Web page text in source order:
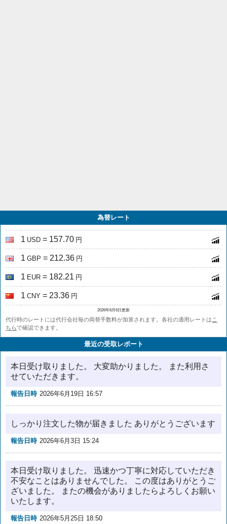
為替レート
1 USD = 157.70 円
1 GBP = 212.36 円
1 EUR = 182.21 円
1 CNY = 23.36 円
2026年8月6日更新
代行時のレートには代行会社毎の両替手数料が加算されます。各社の適用レートは こ
ちらで確認できます。
最近の受取レポート
本日受け取りました。 大変助かりました。 また利用さ
せていただきます。
報告日時 2026年6月19日 16:57
しっかり注文した物が届きました ありがとうございます
報告日時 2026年6月3日 15:24
本日受け取りました。 迅速かつ丁寧に対応していただき
不安なことはありませんでした。 この度はありがとうご
ざいました。 またの機会がありましたらよろしくお願い
いたします。
報告日時 2026年5月25日 18:50